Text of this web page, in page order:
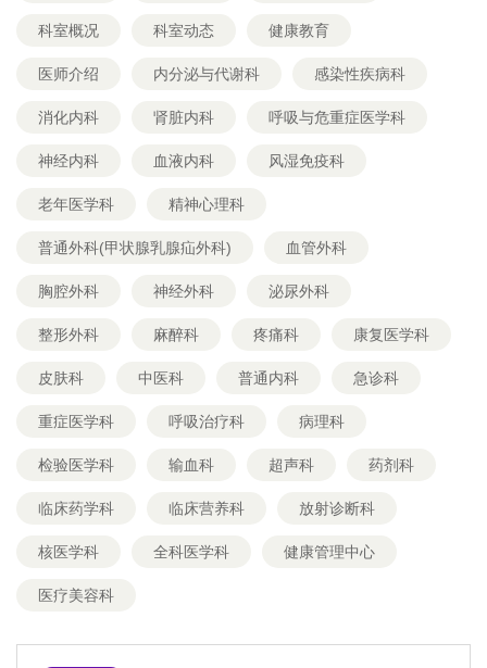
科室概况 科室动态 健康教育
医师介绍 内分泌与代谢科 感染性疾病科
消化内科 肾脏内科 呼吸与危重症医学科
神经内科 血液内科 风湿免疫科
老年医学科 精神心理科
普通外科(甲状腺乳腺疝外科) 血管外科
胸腔外科 神经外科 泌尿外科
整形外科 麻醉科 疼痛科 康复医学科
皮肤科 中医科 普通内科 急诊科
重症医学科 呼吸治疗科 病理科
检验医学科 输血科 超声科 药剂科
临床药学科 临床营养科 放射诊断科
核医学科 全科医学科 健康管理中心
医疗美容科